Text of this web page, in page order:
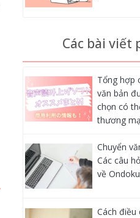
Các bài viết
Tổng hợp
văn bản
chọn có
thương
Chuyển
Các câu
về Ondoku
Cách điều